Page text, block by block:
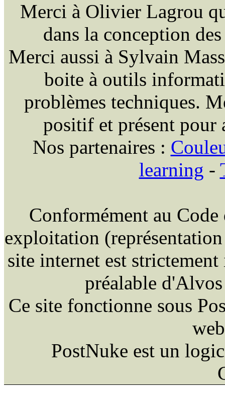
Merci à Olivier Lagrou
dans la conception
Merci aussi à Sylvain
boite à outils
problèmes techniques.
positif et présent pour
Nos partenaires :
learning -
Conformément au
exploitation
site internet est
préalable
Ce site fonctionne sous
PostNuke est un